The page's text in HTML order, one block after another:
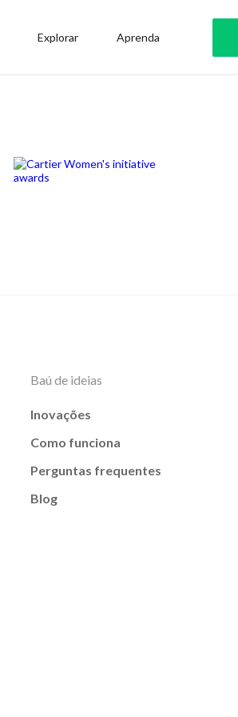
Explorar Aprenda
Baú de ideias
Inovações
Como funciona
Perguntas frequentes
Blog